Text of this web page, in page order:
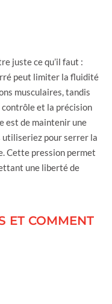
juste ce qu’il faut :
peut limiter la fluidité
musculaires, tandis
contrôle et la précision
est de maintenir une
utiliseriez pour serrer la
Cette pression permet
une liberté de
ET COMMENT